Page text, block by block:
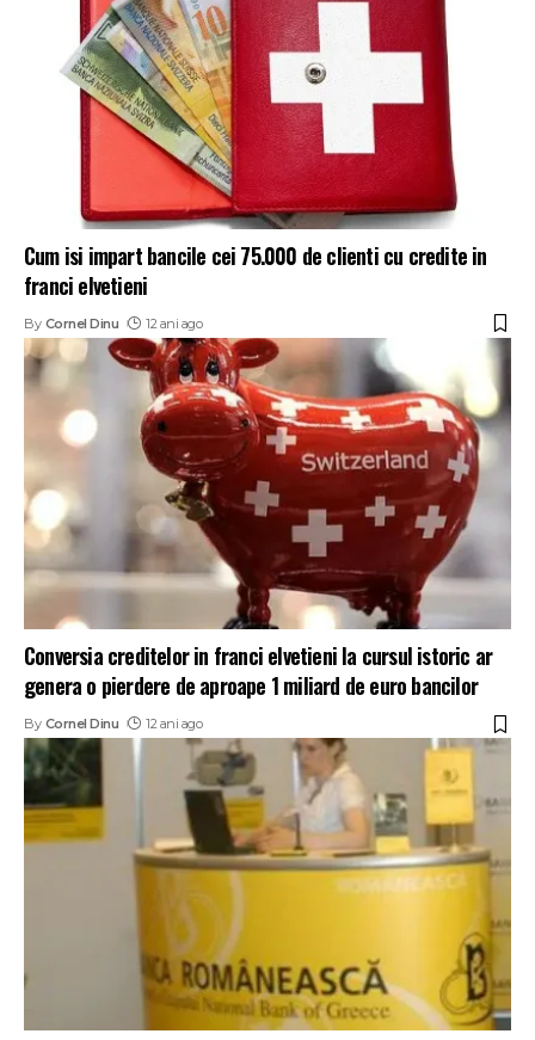
Cum isi impart bancile cei 75.000 de clienti cu credite in
franci elvetieni
By Cornel Dinu 12 ani ago
Conversia creditelor in franci elvetieni la cursul istoric ar
genera o pierdere de aproape 1 miliard de euro bancilor
By Cornel Dinu 12 ani ago